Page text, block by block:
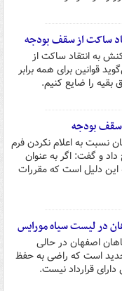
ساکت از سقف بودجه
به انتقاد ساکت از
قوانین برای همه برابر
را ضایع کنیم.
سقف بودجه
نسبت به اعلام نکردن فرم
و گفت: اگر به عنوان
این دلیل است که مقررات
در لیست سیاه مورایس
اصفهان در حالی
است که راضی به حفظ
دارای قرارداد نیست.